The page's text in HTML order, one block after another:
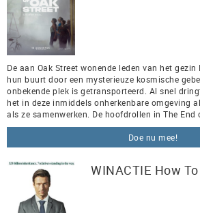
De aan Oak Street wonende leden van het
hun buurt door een mysterieuze kosmische
onbekende plek is getransporteerd. Al snel
het in deze inmiddels onherkenbare omgeving
als ze samenwerken. De hoofdrollen in The End
Doe nu mee!
WINACTIE How